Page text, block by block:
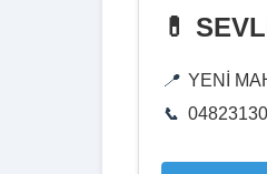
💊
YENİ